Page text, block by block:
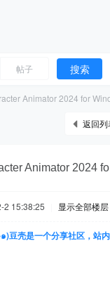
帖子 搜索
Animator 2024 for
返回列
Animator 2024
2 15:38:25 显示全部楼层
๑)豆壳是一个分享社区，站